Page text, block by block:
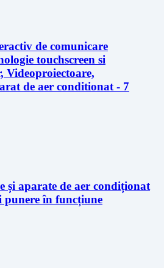
de comunicare
touchscreen si
Videoproiectoare,
de aer conditionat - 7
și aparate de aer condiționat
punere în funcțiune